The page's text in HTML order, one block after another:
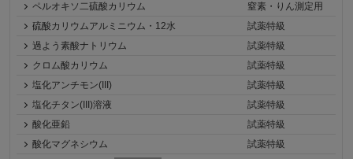
ペルオキソ二硫酸カリウム
窒素・りん測定用
硫酸カリウムアルミニウム・12水
試薬特級
過よう素酸ナトリウム
試薬特級
クロム酸カリウム
試薬特級
塩化アンチモン(III)
試薬特級
塩化チタン(III)溶液
試薬特級
酸化亜鉛
試薬特級
酸化マグネシウム
試薬特級